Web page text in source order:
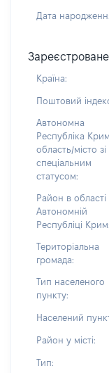
Дата
Країна:
Поштовий
Автономна
Республіка
область/місто зі
спеціальним
статусом:
Район в області
Автономній
Республіці Крим:
Територіальна
громада:
Тип населеного
пункту:
Населений
Район у місті:
Тип: